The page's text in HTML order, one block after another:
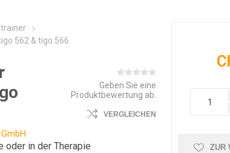
WAAGEN
562 & tigo 566
Geben Sie eine
Produktbewertung ab.
VERGLEICHEN
oder in der Therapie ZUR